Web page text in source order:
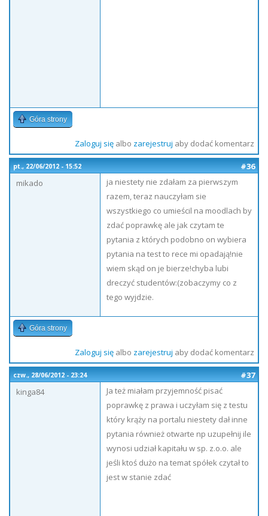
Góra strony
Zaloguj sięalbo zarejestruj aby dodać komentarz
pt., 22/06/2012 - 15:52
#36
mikado
ja niestety nie zdałam za pierwszym
razem, teraz nauczyłam sie
wszystkiego co umieścil na moodlach by
zdać poprawkę ale jak czytam te
pytania z których podobno on wybiera
pytania na test to rece mi opadają!nie
wiem skąd on je bierze!chyba lubi
dreczyć studentów:(zobaczymy co z
tego wyjdzie.
Góra strony
Zaloguj sięalbo zarejestruj aby dodać komentarz
czw., 28/06/2012 - 23:24
#37
kinga84
Ja też miałam przyjemność pisać
poprawkę z prawa i uczyłam się z testu
który krąży na portalu niestety dał inne
pytania również otwarte np uzupełnij ile
wynosi udział kapitału w sp. z.o.o. ale
jeśli ktoś dużo na temat spółek czytał to
jest w stanie zdać